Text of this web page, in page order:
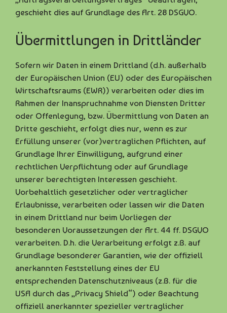
geschieht dies auf Grundlage des Art. 28 DSGVO.
Übermittlungen in Drittländer
Sofern wir Daten in einem Drittland (d.h. außerhalb
der Europäischen Union (EU) oder des Europäischen
Wirtschaftsraums (EWR)) verarbeiten oder dies im
Rahmen der Inanspruchnahme von Diensten Dritter
oder Offenlegung, bzw. Übermittlung von Daten an
Dritte geschieht, erfolgt dies nur, wenn es zur
Erfüllung unserer (vor)vertraglichen Pflichten, auf
Grundlage Ihrer Einwilligung, aufgrund einer
rechtlichen Verpflichtung oder auf Grundlage
unserer berechtigten Interessen geschieht.
Vorbehaltlich gesetzlicher oder vertraglicher
Erlaubnisse, verarbeiten oder lassen wir die Daten
in einem Drittland nur beim Vorliegen der
besonderen Voraussetzungen der Art. 44 ff. DSGVO
verarbeiten. D.h. die Verarbeitung erfolgt z.B. auf
Grundlage besonderer Garantien, wie der offiziell
anerkannten Feststellung eines der EU
entsprechenden Datenschutzniveaus (z.B. für die
USA durch das „Privacy Shield“) oder Beachtung
offiziell anerkannter spezieller vertraglicher